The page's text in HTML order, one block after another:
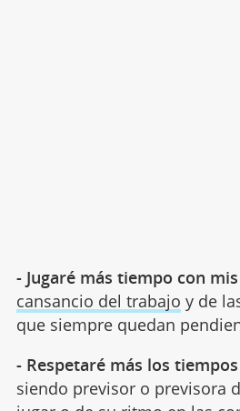
- Jugaré más tiempo con
cansancio del trabajo y de
que siempre quedan
- Respetaré más los
siendo previsor o previsora